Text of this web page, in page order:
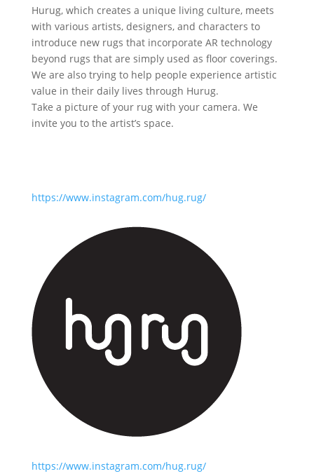
Hurug, which creates a unique living culture, meets
with various artists, designers, and characters to
introduce new rugs that incorporate AR technology
beyond rugs that are simply used as floor coverings.
We are also trying to help people experience artistic
value in their daily lives through Hurug.
Take a picture of your rug with your camera. We
invite you to the artist’s space.
https://www.instagram.com/hug.rug/
https://www.instagram.com/hug.rug/